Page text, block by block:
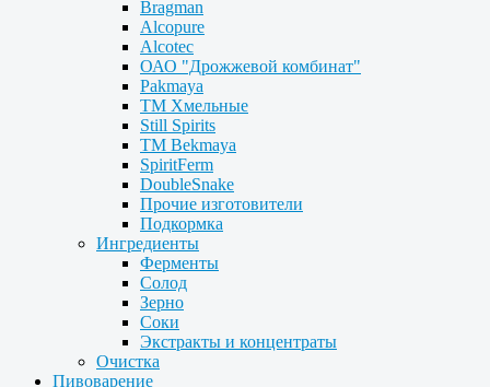
Bragman
Alcopure
Alcotec
ОАО "Дрожжевой комбинат"
Pakmaya
ТМ Хмельные
Still Spirits
ТМ Bekmaya
SpiritFerm
DoubleSnake
Прочие изготовители
Подкормка
Ингредиенты
Ферменты
Солод
Зерно
Соки
Экстракты и концентраты
Очистка
Пивоварение